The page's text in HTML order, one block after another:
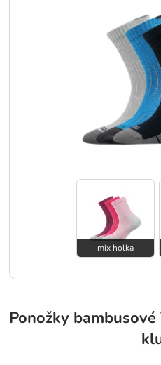
mix holka
Ponožky